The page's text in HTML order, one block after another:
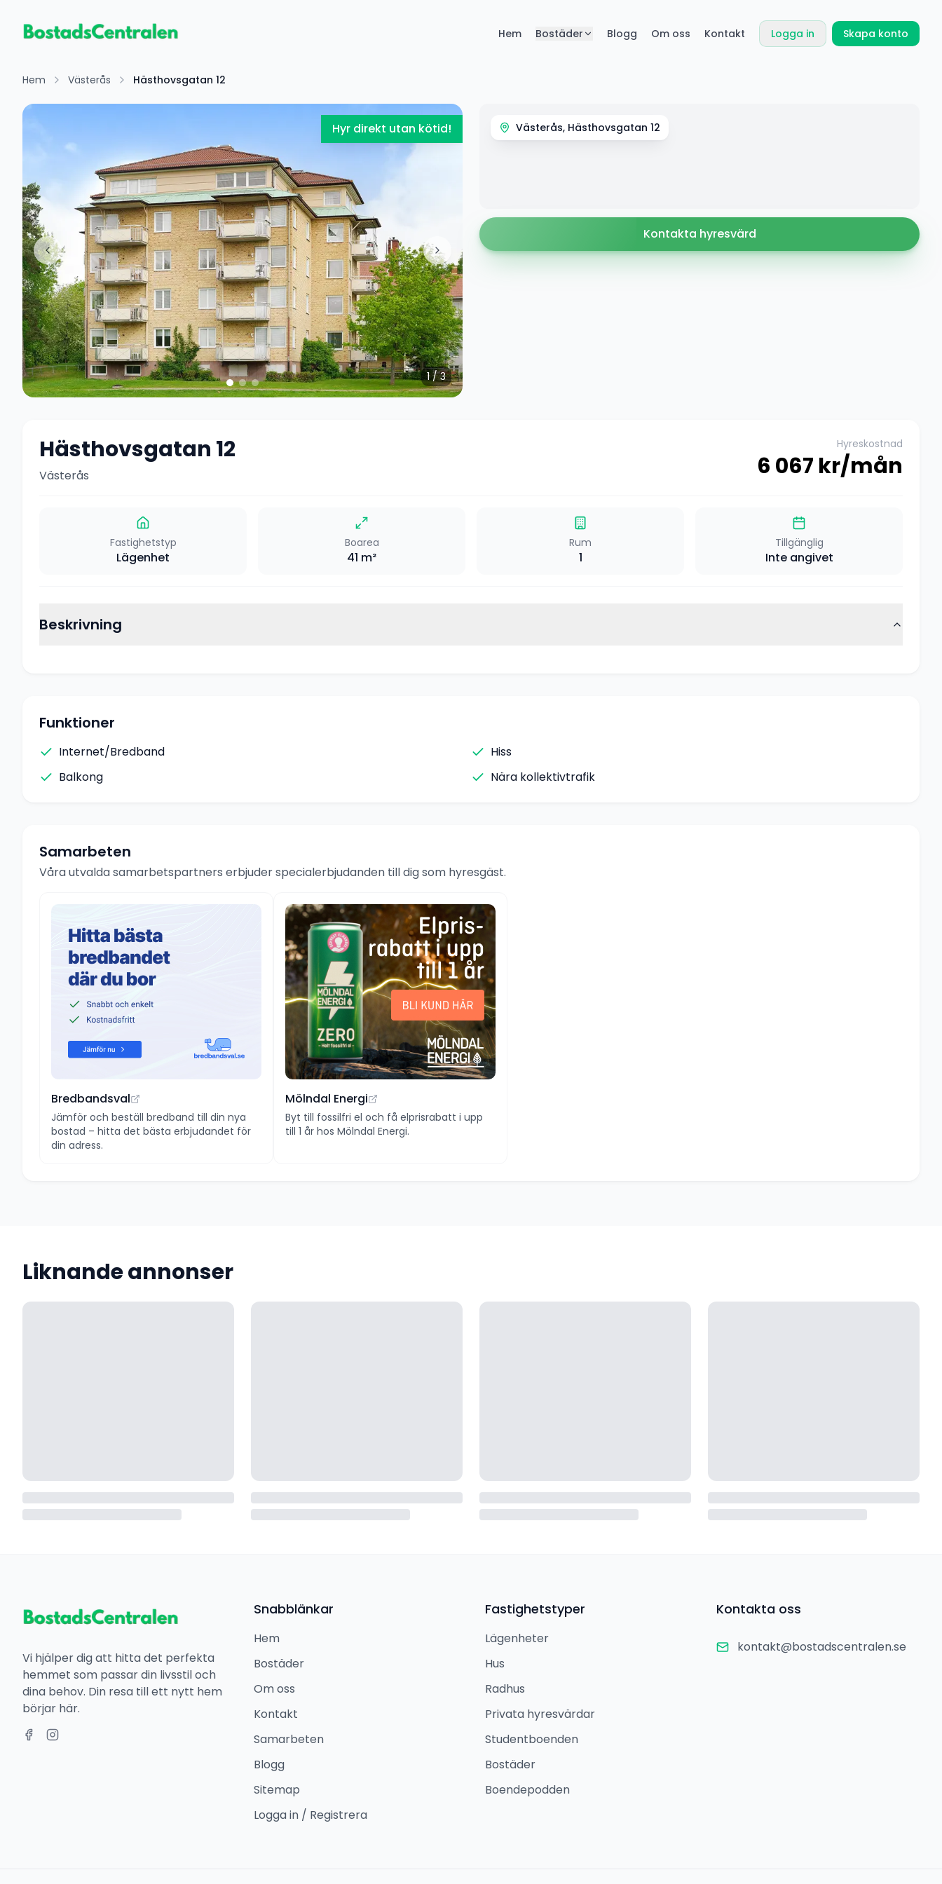
Hem Bostäder Blogg Om oss Kontakt Logga in Skapa konto
Hem Västerås Hästhovsgatan 12
Hyr direkt utan kötid!
1/3
Västerås, Hästhovsgatan 12
Kontakta hyresvärd
Hästhovsgatan 12
Västerås
Hyreskostnad
6 067 kr/mån
Fastighetstyp
Lägenhet
Boarea
41 m²
Rum
1
Tillgänglig
Inte angivet
Beskrivning
Funktioner
Internet/Bredband
Hiss
Balkong
Nära kollektivtrafik
Samarbeten
Våra utvalda samarbetspartners erbjuder specialerbjudanden till dig som hyresgäst.
Bredbandsval
Jämför och beställ bredband till din nya
bostad – hitta det bästa erbjudandet för
din adress.
Mölndal Energi
Byt till fossilfri el och få elprisrabatt i upp
till 1 år hos Mölndal Energi.
Liknande annonser
Vi hjälper dig att hitta det perfekta
hemmet som passar din livsstil och
dina behov. Din resa till ett nytt hem
börjar här.
Snabblänkar
Hem
Bostäder
Om oss
Kontakt
Samarbeten
Blogg
Sitemap
Logga in / Registrera
Fastighetstyper
Lägenheter
Hus
Radhus
Privata hyresvärdar
Studentboenden
Bostäder
Boendepodden
Kontakta oss
kontakt@bostadscentralen.se